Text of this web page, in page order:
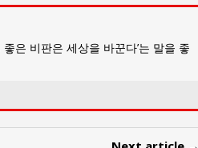
은 비판은 세상을 바꾼다’는 말을 좋